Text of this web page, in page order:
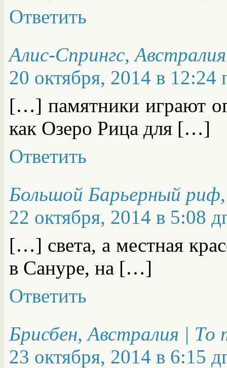
Ответить
Алис-Спрингс,
20 октября, 2014 в 12:24
[…] памятники играют
как Озеро Рица для […]
Ответить
Большой Барьерный
22 октября, 2014 в 5:08
[…] света, а местная
в Сануре, на […]
Ответить
Брисбен, Австралия |
23 октября, 2014 в 6:15